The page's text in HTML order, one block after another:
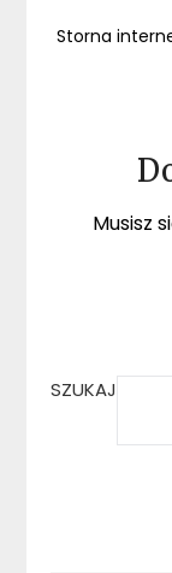
Storna
Musisz
SZUKAJ